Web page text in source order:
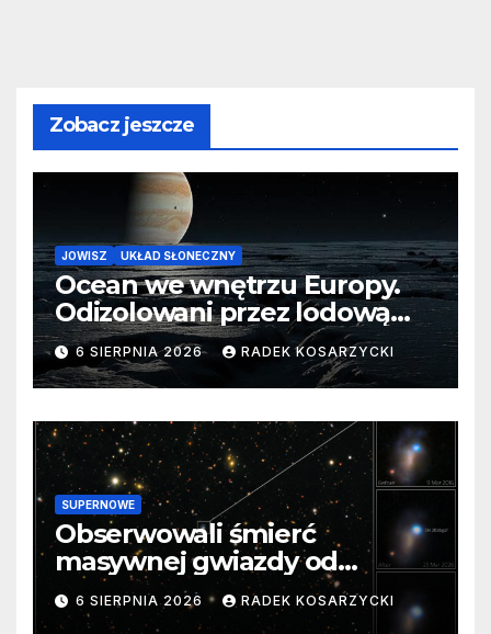
Zobacz jeszcze
JOWISZ UKŁAD SŁONECZNY
Ocean we wnętrzu Europy.
Odizolowani przez lodową
barierę
6 SIERPNIA 2026 RADEK KOSARZYCKI
SUPERNOWE
Obserwowali śmierć
masywnej gwiazdy od
samego początku. Niezwykle
cenne dane
6 SIERPNIA 2026 RADEK KOSARZYCKI